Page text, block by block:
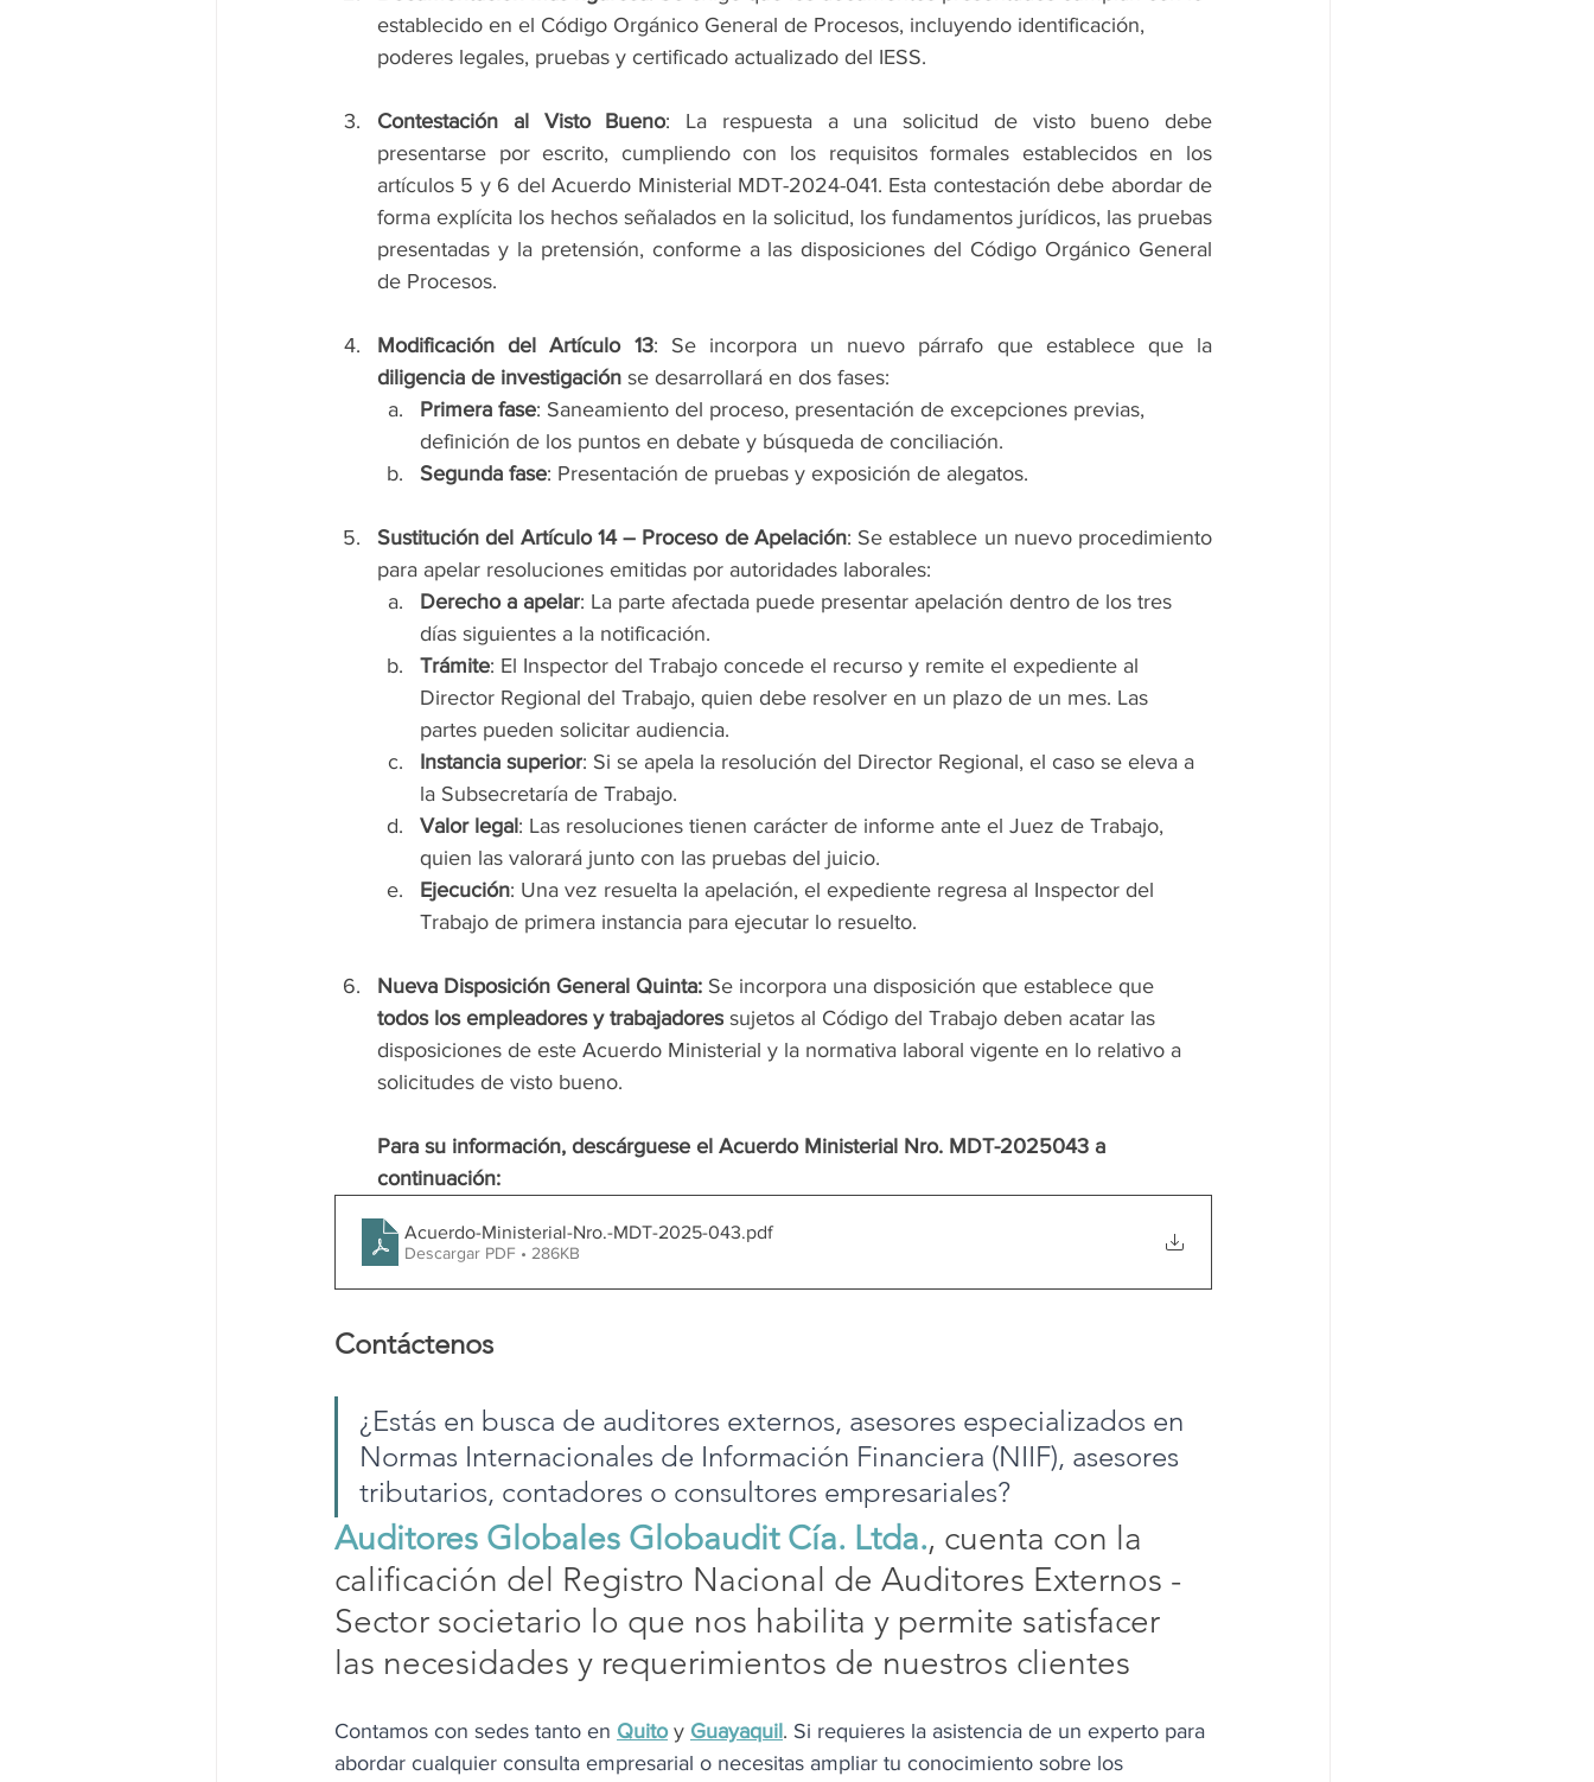
establecido en el Código Orgánico General de Procesos, incluyendo identificación,
poderes legales, pruebas y certificado actualizado del IESS.
Contestación al Visto Bueno: La respuesta a una solicitud de visto bueno debe
presentarse por escrito, cumpliendo con los requisitos formales establecidos en los
artículos 5 y 6 del Acuerdo Ministerial MDT-2024-041. Esta contestación debe abordar de
forma explícita los hechos señalados en la solicitud, los fundamentos jurídicos, las pruebas
presentadas y la pretensión, conforme a las disposiciones del Código Orgánico General
de Procesos.
Modificación del Artículo 13:
diligencia de investigación se desarrollará en dos fases:
Primera fase: Saneamiento del proceso, presentación de excepciones previas,
definición de los puntos en debate y búsqueda de conciliación.
Segunda fase: Presentación de pruebas y exposición de alegatos.
Sustitución del Artículo 14 – Proceso de Apelación: Se establece un nuevo procedimiento
para apelar resoluciones emitidas por autoridades laborales:
Derecho a apelar: La parte afectada puede presentar apelación dentro de los tres
días siguientes a la notificación.
Trámite: El Inspector del Trabajo concede el recurso y remite el expediente al
Director Regional del Trabajo, quien debe resolver en un plazo de un mes. Las
partes pueden solicitar audiencia.
Instancia superior: Si se apela la resolución del Director Regional, el caso se eleva a
la Subsecretaría de Trabajo.
Valor legal: Las resoluciones tienen carácter de informe ante el Juez de Trabajo,
quien las valorará junto con las pruebas del juicio.
Ejecución: Una vez resuelta la apelación, el expediente regresa al Inspector del
Trabajo de primera instancia para ejecutar lo resuelto.
Nueva Disposición General Quinta: Se incorpora una disposición que establece que
todos los empleadores y trabajadores sujetos al Código del Trabajo deben acatar las
disposiciones de este Acuerdo Ministerial y la normativa laboral vigente en lo relativo a
solicitudes de visto bueno.
Para su información, descárguese el Acuerdo Ministerial Nro. MDT-2025043 a
continuación:
Acuerdo-Ministerial-Nro.-MDT-2025-043.pdf
Descargar PDF • 286KB
Contáctenos
¿Estás en busca de auditores externos, asesores especializados en
Normas Internacionales de Información Financiera (NIIF), asesores
tributarios, contadores o consultores empresariales?
Auditores Globales Globaudit Cía. Ltda., cuenta con la
calificación del Registro Nacional de Auditores Externos -
Sector societario lo que nos habilita y permite satisfacer
las necesidades y requerimientos de nuestros clientes
Contamos con sedes tanto en Quito y Guayaquil. Si requieres la asistencia de un experto para
abordar cualquier consulta empresarial o necesitas ampliar tu conocimiento sobre los